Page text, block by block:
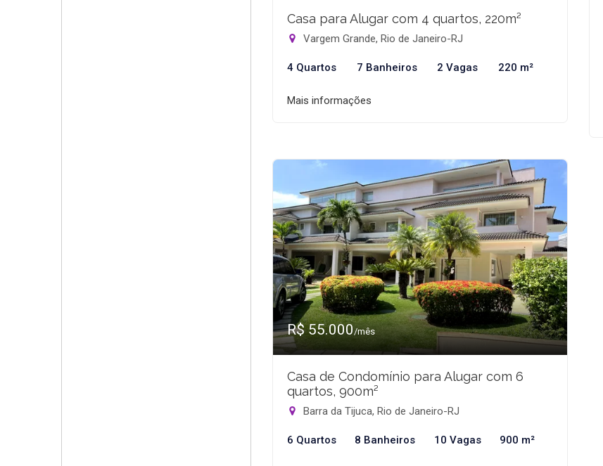
Casa para Alugar com 4 quartos, 220m²
Vargem Grande, Rio de Janeiro-RJ
4 Quartos 7 Banheiros 2 Vagas 220 m²
Mais informações
R$ 55.000/mês
Casa de Condomínio para Alugar com 6
quartos, 900m²
Barra da Tijuca, Rio de Janeiro-RJ
6 Quartos 8 Banheiros 10 Vagas 900 m²